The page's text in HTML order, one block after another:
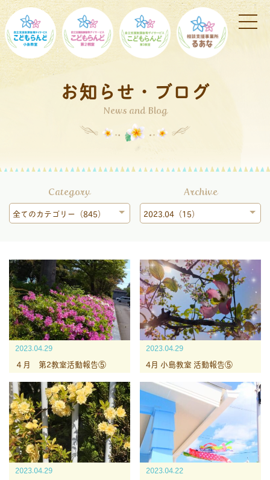
お知らせ・ブログ
News and Blog
Category
全てのカテゴリー（845）
Archive
2023.04（15）
2023.04.29
４月 第2教室活動報告⑤
2023.04.29
4月 小島教室 活動報告⑤
2023.04.29 2023.04.22